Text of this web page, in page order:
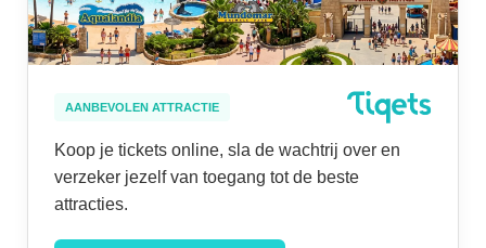
AANBEVOLEN ATTRACTIE
Koop je tickets online, sla de wachtrij over en
verzeker jezelf van toegang tot de beste
attracties.